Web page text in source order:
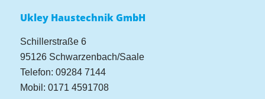
Ukley Haustechnik GmbH
Schillerstraße 6
95126 Schwarzenbach/Saale
Telefon: 09284 7144
Mobil: 0171 4591708